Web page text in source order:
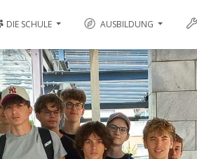
DIE SCHULE AUSBILDUNG